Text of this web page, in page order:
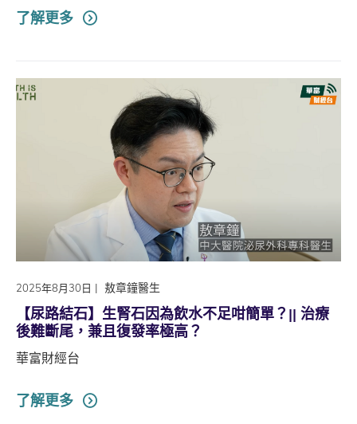
了解更多
2025年8月30日 | 敖章鐘醫生
【尿路結石】生腎石因為飲水不足咁簡單？|| 治療
後難斷尾，兼且復發率極高？
華富財經台
了解更多